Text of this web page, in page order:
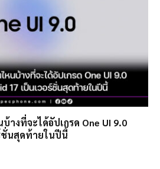
างที่จะได้อัปเกรด One UI 9.0
ชั่นสุดท้ายในปีนี้